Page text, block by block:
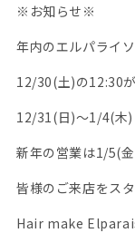
※お知らせ※
年内のエルパライ
12/30(土)の12:30
12/31(日)〜1/4(木)
新年の営業は1/5(
皆様のご来店をス
Hair make